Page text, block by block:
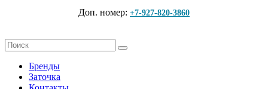
Доп. номер: +7-927-820-3860
Бренды
Заточка